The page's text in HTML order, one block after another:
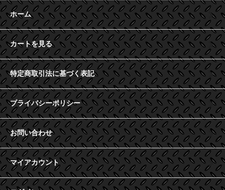
ホーム
カートを見る
特定商取引法に基づく表記
プライバシーポリシー
お問い合わせ
マイアカウント